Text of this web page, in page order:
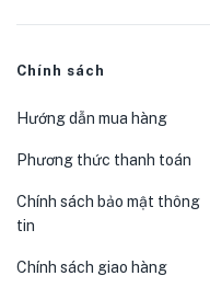
Chính sách
Hướng dẫn mua hàng
Phương thức thanh toán
Chính sách bảo mật thông
tin
Chính sách giao hàng